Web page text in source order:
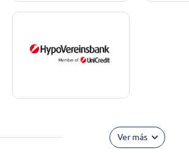
Ver más